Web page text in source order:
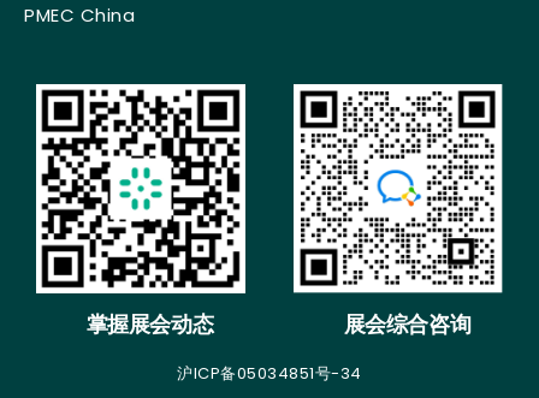
PMEC China
掌握展会动态 展会综合咨询
沪ICP备05034851号-34